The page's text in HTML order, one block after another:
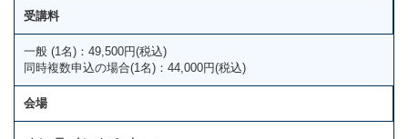
受講料
一般 (1名)：49,500円(税込)
同時複数申込の場合(1名)：44,000円(税込)
会場